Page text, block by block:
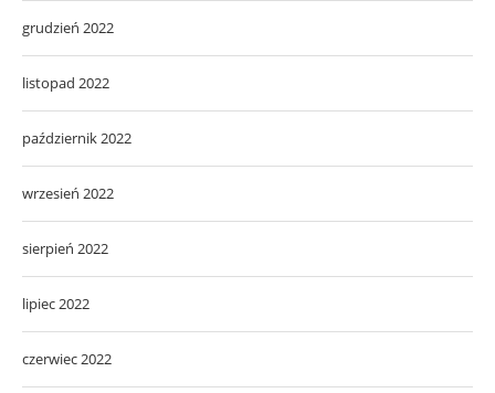
grudzień 2022
listopad 2022
październik 2022
wrzesień 2022
sierpień 2022
lipiec 2022
czerwiec 2022